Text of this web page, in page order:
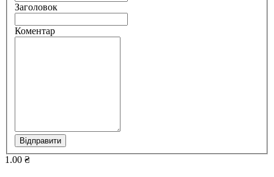
Заголовок
Коментар
Відправити
1.00 ₴